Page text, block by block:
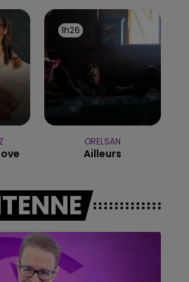
CAISSE 1h26
1h26
ORELSAN
Ailleurs